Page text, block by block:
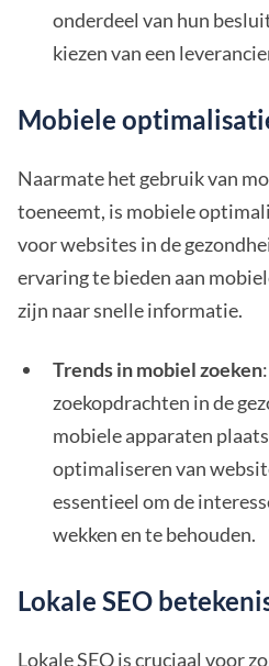
onderdeel van hun
kiezen van een
Mobiele
Naarmate het gebruik van
toeneemt, is mobiele
voor websites in de
ervaring te bieden aan
zijn naar snelle informatie.
Trends in mobiel zoeken
zoekopdrachten in de
mobiele apparaten
optimaliseren van
essentieel om de
wekken en te behouden.
Lokale SEO
Lokale SEO is cruciaal voor